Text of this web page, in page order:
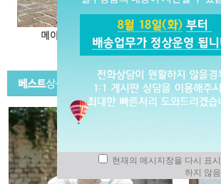
현재의 메시지창을 다시 표시
하지 않음